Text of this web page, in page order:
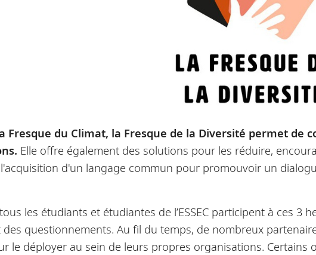
Fresque du Climat, la Fresque de la Diversité permet de
Elle offre également des solutions pour les réduire,
d'un langage commun pour promouvoir un
les étudiants et étudiantes de l’ESSEC participent à ces 3
des questionnements. Au fil du temps, de nombreux
le déployer au sein de leurs propres organisations.